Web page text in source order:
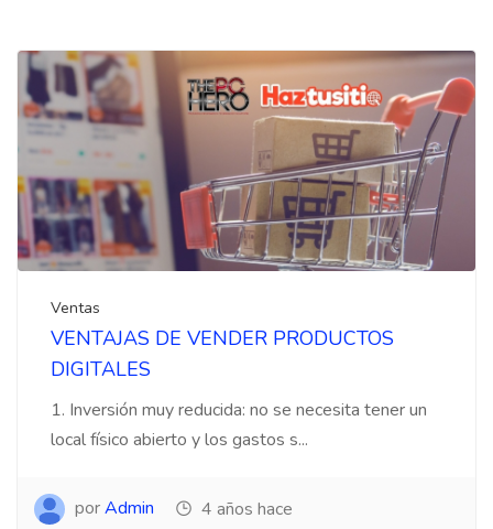
Ventas
VENTAJAS DE VENDER PRODUCTOS
DIGITALES
1. Inversión muy reducida: no se necesita tener un
local físico abierto y los gastos s...
porAdmin 4 años hace